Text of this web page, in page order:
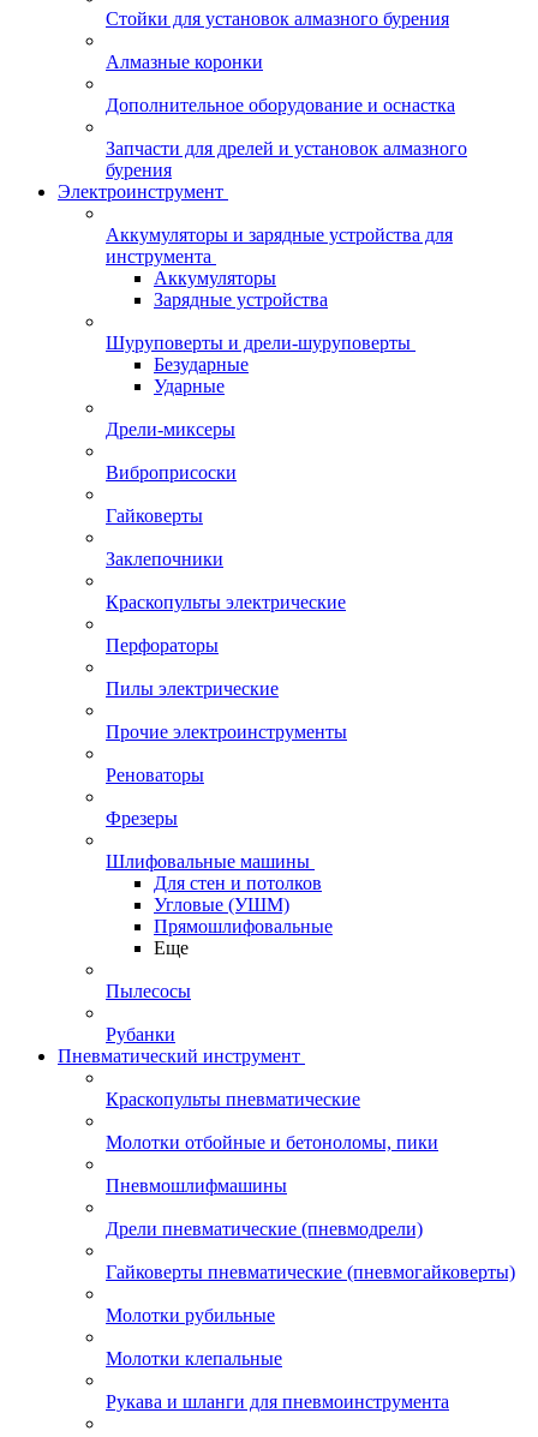
Стойки для установок алмазного бурения
Алмазные коронки
Дополнительное оборудование и оснастка
Запчасти для дрелей и установок алмазного
бурения
Электроинструмент
Аккумуляторы и зарядные устройства для
инструмента
Аккумуляторы
Зарядные устройства
Шуруповерты и дрели-шуруповерты
Безударные
Ударные
Дрели-миксеры
Виброприсоски
Гайковерты
Заклепочники
Краскопульты электрические
Перфораторы
Пилы электрические
Прочие электроинструменты
Реноваторы
Фрезеры
Шлифовальные машины
Для стен и потолков
Угловые (УШМ)
Прямошлифовальные
Еще
Пылесосы
Рубанки
Пневматический инструмент
Краскопульты пневматические
Молотки отбойные и бетоноломы, пики
Пневмошлифмашины
Дрели пневматические (пневмодрели)
Гайковерты пневматические (пневмогайковерты)
Молотки рубильные
Молотки клепальные
Рукава и шланги для пневмоинструмента